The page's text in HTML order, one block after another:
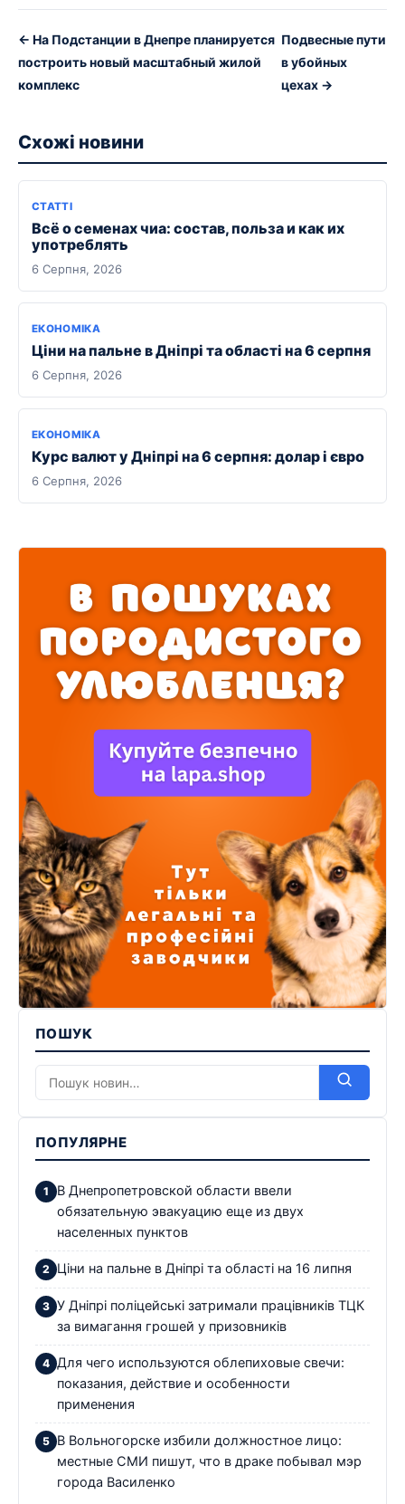
← На Подстанции в Днепре планируется
построить новый масштабный жилой
комплекс
Подвесные пути
в убойных
цехах →
Схожі новини
СТАТТІ
Всё о семенах чиа: состав, польза и как их
употреблять
6 Серпня, 2026
ЕКОНОМІКА
Ціни на пальне в Дніпрі та області на 6 серпня
6 Серпня, 2026
ЕКОНОМІКА
Курс валют у Дніпрі на 6 серпня: долар і євро
6 Серпня, 2026
ПОШУК
ПОПУЛЯРНЕ
В Днепропетровской области ввели
обязательную эвакуацию еще из двух
населенных пунктов
Ціни на пальне в Дніпрі та області на 16 липня
У Дніпрі поліцейські затримали працівників ТЦК
за вимагання грошей у призовників
Для чего используются облепиховые свечи:
показания, действие и особенности
применения
В Вольногорске избили должностное лицо:
местные СМИ пишут, что в драке побывал мэр
города Василенко